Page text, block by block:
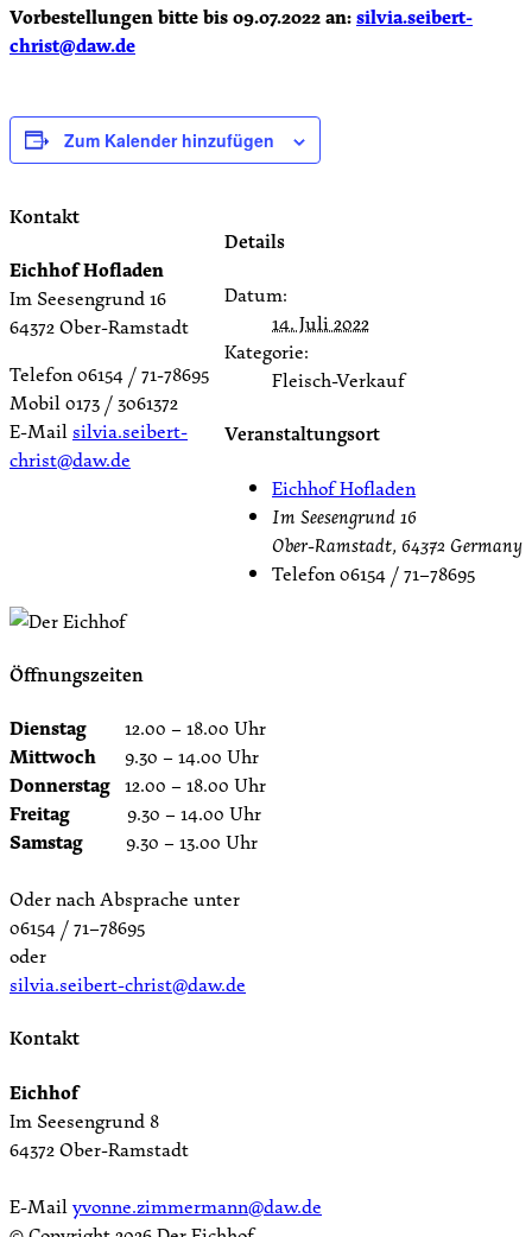
Vorbestellungen bitte bis 09.07.2022 an:silvia.seibert-
christ@daw.de
Zum Kalender hinzufügen
Details
Datum:
14. Juli 2022
Kategorie:
Fleisch-Verkauf
Veranstaltungsort
Eichhof Hofladen
Im Seesengrund 16
Ober-Ramstadt, 64372 Germany
Telefon06154 / 71–78695
Kontakt
Eichhof Hofladen
Im Seesengrund 16
64372 Ober-Ramstadt
Telefon 06154 / 71-78695
Mobil 0173 / 3061372
E-Mailsilvia.seibert-
christ@daw.de
Öffnungszeiten
Dienstag 12.00 – 18.00 Uhr
Mittwoch 9.30 – 14.00 Uhr
Donnerstag 12.00 – 18.00 Uhr
Freitag 9.30 – 14.00 Uhr
Samstag 9.30 – 13.00 Uhr
Oder nach Absprache unter
06154 / 71–78695
oder
silvia.seibert-christ@daw.de
Kontakt
Eichhof
Im Seesengrund 8
64372 Ober-Ramstadt
E-Mailyvonne.zimmermann@daw.de